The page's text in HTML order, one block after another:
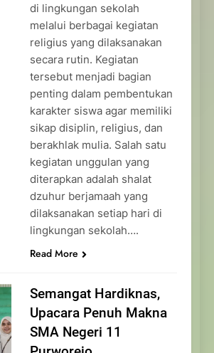
di lingkungan sekolah
melalui berbagai kegiatan
religius yang dilaksanakan
secara rutin. Kegiatan
tersebut menjadi bagian
penting dalam pembentukan
karakter siswa agar memiliki
sikap disiplin, religius, dan
berakhlak mulia. Salah satu
kegiatan unggulan yang
diterapkan adalah shalat
dzuhur berjamaah yang
dilaksanakan setiap hari di
lingkungan sekolah….
Read More
Semangat Hardiknas,
Upacara Penuh Makna
SMA Negeri 11